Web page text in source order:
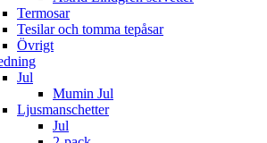
Termosar
Tesilar och tomma tepåsar
Övrigt
Jul
Mumin Jul
Ljusmanschetter
Jul